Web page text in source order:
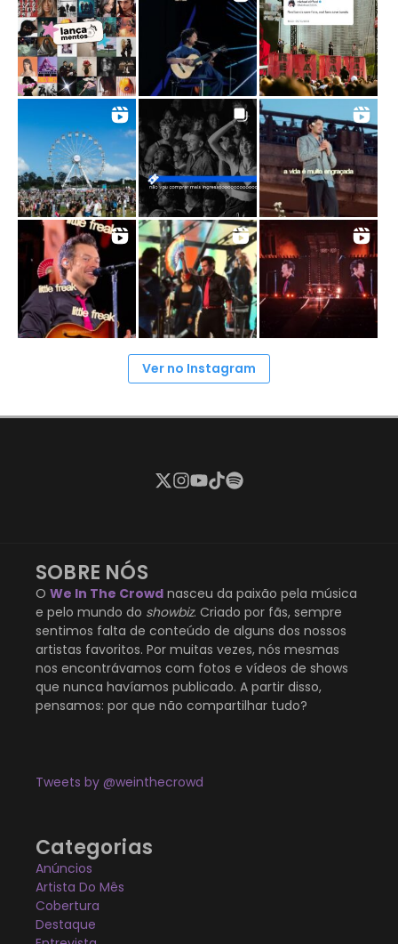
Ver no Instagram
SOBRE NÓS
O We In The Crowd nasceu da paixão pela música
e pelo mundo do showbiz. Criado por fãs, sempre
sentimos falta de conteúdo de alguns dos nossos
artistas favoritos. Por muitas vezes, nós mesmas
nos encontrávamos com fotos e vídeos de shows
que nunca havíamos publicado. A partir disso,
pensamos: por que não compartilhar tudo?
Tweets by @weinthecrowd
Categorias
Anúncios
Artista Do Mês
Cobertura
Destaque